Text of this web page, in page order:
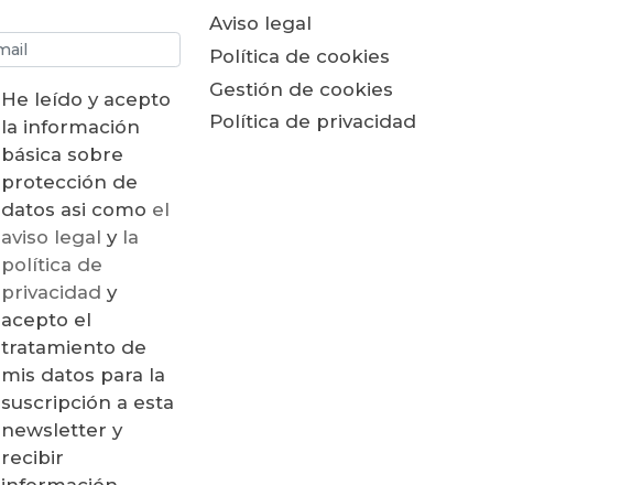
He leído y acepto
la información
básica sobre
protección de
datos asi como el
aviso legaly la
política de
privacidady
acepto el
tratamiento de
mis datos para la
suscripción a esta
newsletter y
recibir
Aviso legal
Política de cookies
Gestión de cookies
Política de privacidad